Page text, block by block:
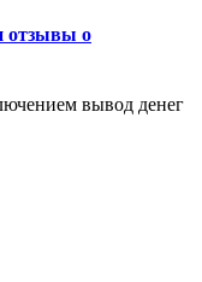
отзывы о
вывод денег